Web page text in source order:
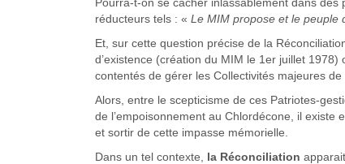
réducteurs tels : « Le MIM propose et le peuple
Et, sur cette question précise de la
d’existence (création du MIM le 1er juillet
contentés de gérer les Collectivités majeures de
Alors, entre le scepticisme de ces Patriotes-
de l’empoisonnement au Chlordécone, il existe
et sortir de cette impasse mémorielle.
Dans un tel contexte, la Réconciliation